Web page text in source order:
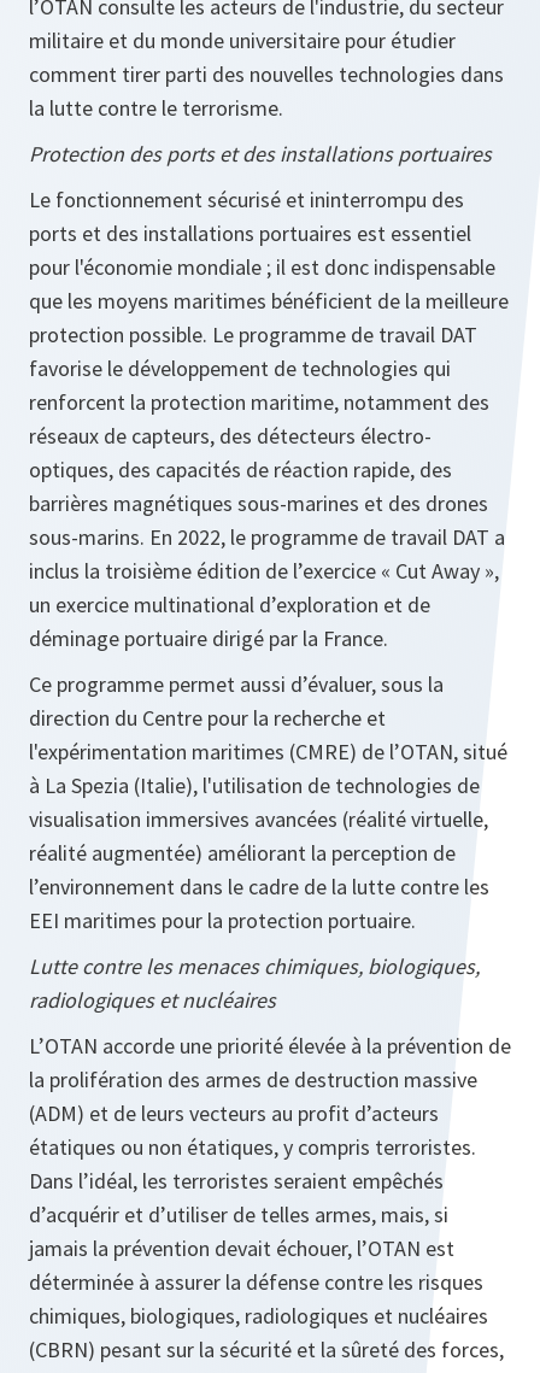
l’OTAN consulte les acteurs de l'industrie, du secteur
militaire et du monde universitaire pour étudier
comment tirer parti des nouvelles technologies dans
la lutte contre le terrorisme.
Protection des ports et des installations portuaires
Le fonctionnement sécurisé et ininterrompu des
ports et des installations portuaires est essentiel
pour l'économie mondiale ; il est donc indispensable
que les moyens maritimes bénéficient de la meilleure
protection possible. Le programme de travail DAT
favorise le développement de technologies qui
renforcent la protection maritime, notamment des
réseaux de capteurs, des détecteurs électro-
optiques, des capacités de réaction rapide, des
barrières magnétiques sous-marines et des drones
sous-marins. En 2022, le programme de travail DAT a
inclus la troisième édition de l’exercice « Cut Away »,
un exercice multinational d’exploration et de
déminage portuaire dirigé par la France.
Ce programme permet aussi d’évaluer, sous la
direction du Centre pour la recherche et
l'expérimentation maritimes (CMRE) de l’OTAN, situé
à La Spezia (Italie), l'utilisation de technologies de
visualisation immersives avancées (réalité virtuelle,
réalité augmentée) améliorant la perception de
l’environnement dans le cadre de la lutte contre les
EEI maritimes pour la protection portuaire.
Lutte contre les menaces chimiques, biologiques,
radiologiques et nucléaires
L’OTAN accorde une priorité élevée à la prévention de
la prolifération des armes de destruction massive
(ADM) et de leurs vecteurs au profit d’acteurs
étatiques ou non étatiques, y compris terroristes.
Dans l’idéal, les terroristes seraient empêchés
d’acquérir et d’utiliser de telles armes, mais, si
jamais la prévention devait échouer, l’OTAN est
déterminée à assurer la défense contre les risques
chimiques, biologiques, radiologiques et nucléaires
(CBRN) pesant sur la sécurité et la sûreté des forces,